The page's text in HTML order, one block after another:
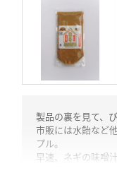
製品の裏を見て、
市販には水飴など
プル。
早速、ネギの味噌